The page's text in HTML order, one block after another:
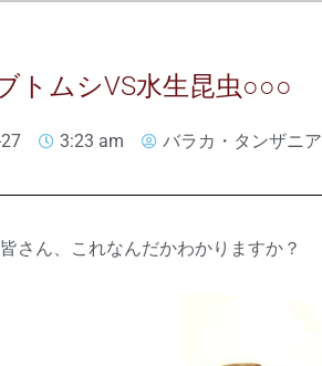
トムシVS水生昆虫○○○
3:23 am バラカ・タンザニア
さん、これなんだかわかりますか？